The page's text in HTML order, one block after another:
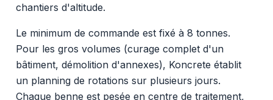
chantiers d'altitude.
Le minimum de commande est fixé à 8 tonnes.
Pour les gros volumes (curage complet d'un
bâtiment, démolition d'annexes), Koncrete établit
un planning de rotations sur plusieurs jours.
Chaque benne est pesée en centre de traitement,